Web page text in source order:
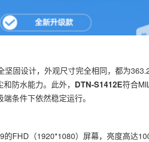
固设计，外观尺寸完全相同，都为
防水能力。此外， DTN-S1412E符合
条件下依然稳定运行。
FHD（1920*1080）屏幕，亮度高达